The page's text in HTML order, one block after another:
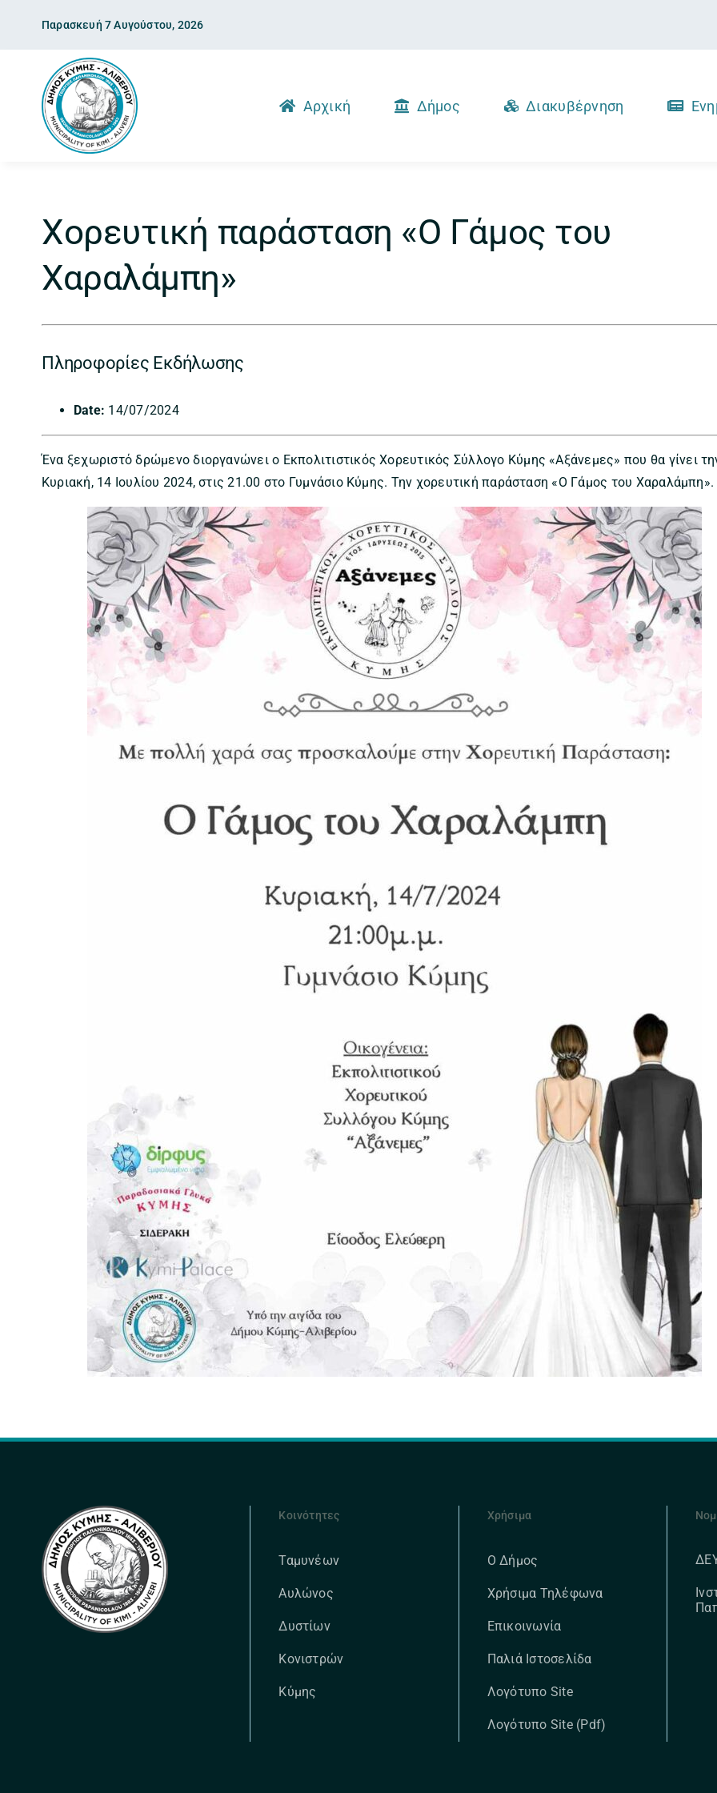
content
Παρασκευή 7 Αυγούστου, 2026
Αρχική Δήμος Διακυβέρνηση
Χορευτική παράσταση «Ο Γάμος του
Χαραλάμπη»
Πληροφορίες Εκδήλωσης
Date: 14/07/2024
Ένα ξεχωριστό δρώμενο διοργανώνει ο Εκπολιτιστικός Χορευτικός Σύλλογο Κύμης «Αξάνεμες» που θα γίνει
Κυριακή, 14 Ιουλίου 2024, στις 21.00 στο Γυμνάσιο Κύμης. Την χορευτική παράσταση «Ο Γάμος του Χαραλάμπη».
Κοινότητες
Ταμυνέων
Αυλώνος
Δυστίων
Κονιστρών
Κύμης
Χρήσιμα
Ο Δήμος
Χρήσιμα Τηλέφωνα
Επικοινωνία
Παλιά Ιστοσελίδα
Λογότυπο Site
Λογότυπο Site (pdf)